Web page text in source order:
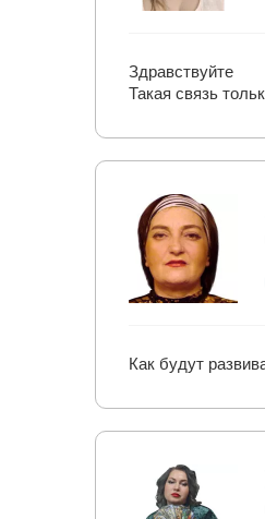
Здравствуйте
Такая связь
Как будут